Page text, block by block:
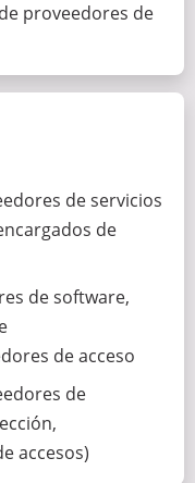
proveedores de
de servicios
de
de software,
de acceso
de
accesos)